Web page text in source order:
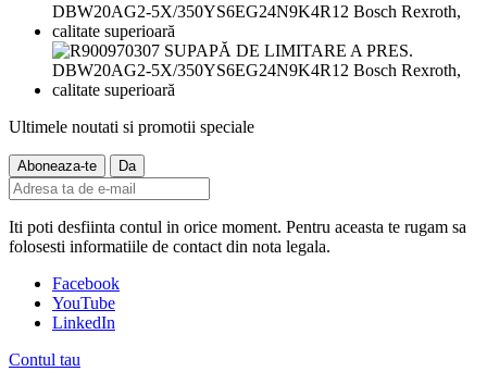
Ultimele noutati si promotii speciale
Iti poti desfiinta contul in orice moment. Pentru aceasta te rugam sa
folosesti informatiile de contact din nota legala.
Facebook
YouTube
LinkedIn
Contul tau